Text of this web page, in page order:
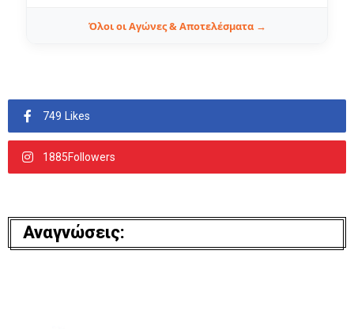
Όλοι οι Αγώνες & Αποτελέσματα →
749 Likes
1885Followers
Αναγνώσεις: